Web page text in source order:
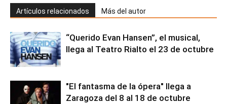
Artículos relacionados Más del autor
“Querido Evan Hansen”, el musical,
llega al Teatro Rialto el 23 de octubre
"El fantasma de la ópera" llega a
Zaragoza del 8 al 18 de octubre